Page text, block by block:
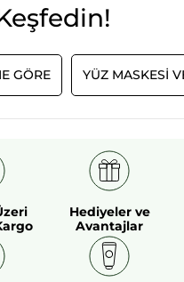
GÖRE YÜZ MASKESI
Hediyeler ve
Avantajlar